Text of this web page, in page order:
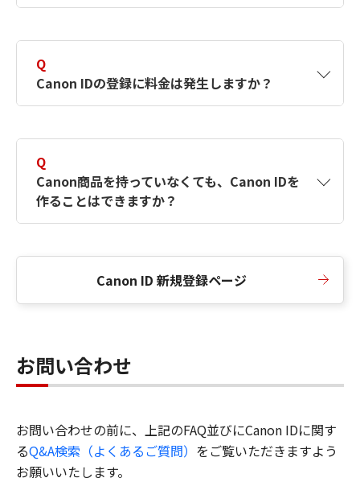
択したサービスから取得します。アカウントを
簡単に作成できるように、この情報を使用して
Canon IDの登録フォームを入力します。
Q
Canon IDの登録に料金は発生しますか？
Q
Canon商品を持っていなくても、Canon IDを
作ることはできますか？
Canon ID 新規登録ページ
お問い合わせ
お問い合わせの前に、上記のFAQ並びにCanon IDに関す
るQ&A検索（よくあるご質問） をご覧いただきますよう
お願いいたします。